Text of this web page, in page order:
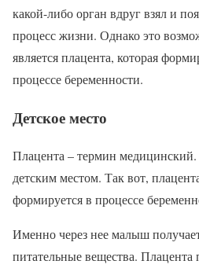
какой-либо орган вдруг взял и
процесс жизни. Однако это
является плацента, которая
процессе беременности.
Детское место
Плацента – термин
детским местом. Так вот,
формируется в процессе
Именно через нее малыш
питательные вещества. Плацента